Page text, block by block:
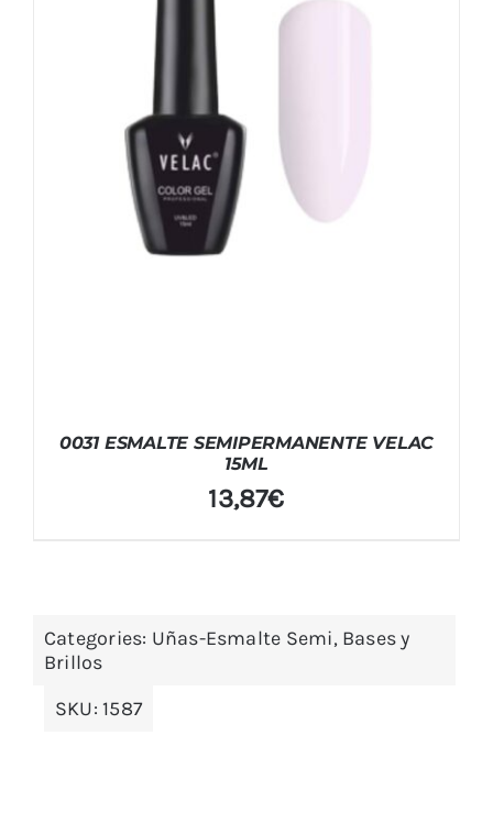
0031 ESMALTE SEMIPERMANENTE VELAC
15ML
13,87€
Categories: Uñas-Esmalte Semi, Bases y
Brillos
SKU:1587